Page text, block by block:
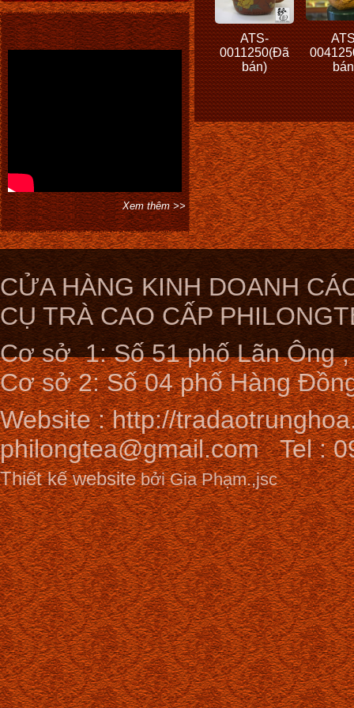
Xem thêm >>
ATS-
0011250(Đã
bán)
CỬA HÀNG KINH DOANH
CỤ TRÀ CAO CẤP
Cơ sở 1: Số 51 phố Lãn Ông
Cơ sở 2: Số 04 phố Hàng
Website :http://
philongtea@gmail.comTel :
Thiết kế websitebởi Gia Phạm.,jsc